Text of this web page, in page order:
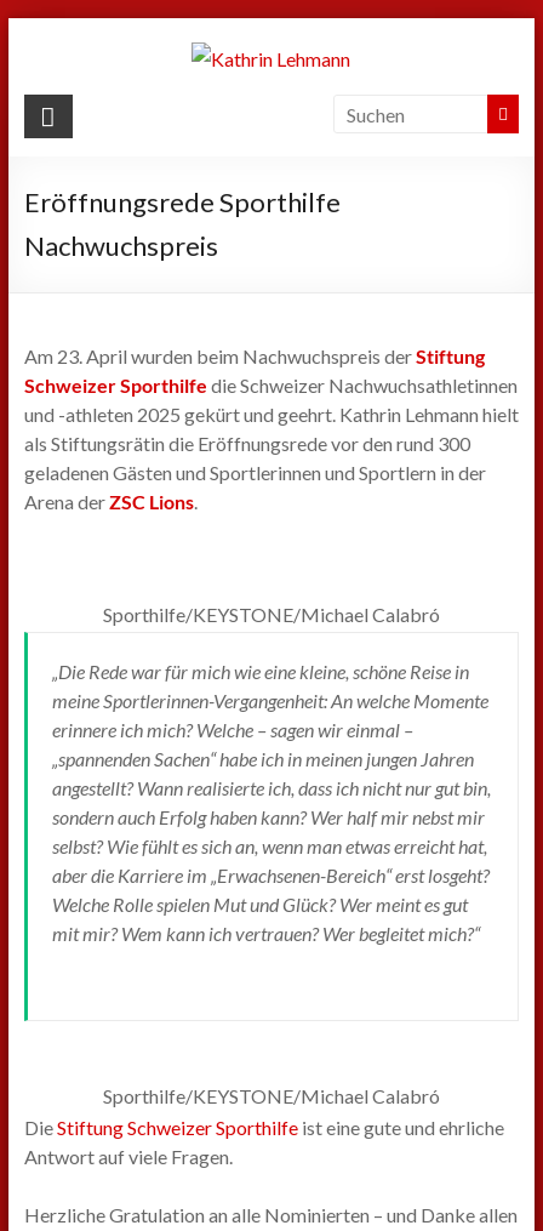
springen
Kathrin
Sport
Business
Eröffnungsrede Sporthilfe
Nachwuchspreis
Am 23. April wurden beim Nachwuchspreis derStiftung
Schweizer Sporthilfe die Schweizer Nachwuchsathletinnen
und -athleten 2025 gekürt und geehrt. Kathrin Lehmann hielt
als Stiftungsrätin die Eröffnungsrede vor den rund 300
geladenen Gästen und Sportlerinnen und Sportlern in der
Arena derZSC Lions.
Sporthilfe/KEYSTONE/Michael Calabró
„Die Rede war für mich wie eine kleine, schöne Reise in
meine Sportlerinnen-Vergangenheit: An welche Momente
erinnere ich mich? Welche – sagen wir einmal –
„spannenden Sachen“ habe ich in meinen jungen Jahren
angestellt? Wann realisierte ich, dass ich nicht nur gut bin,
sondern auch Erfolg haben kann? Wer half mir nebst mir
selbst? Wie fühlt es sich an, wenn man etwas erreicht hat,
aber die Karriere im „Erwachsenen-Bereich“ erst losgeht?
Welche Rolle spielen Mut und Glück? Wer meint es gut
mit mir? Wem kann ich vertrauen? Wer begleitet mich?“
Sporthilfe/KEYSTONE/Michael Calabró
DieStiftung Schweizer Sporthilfeist eine gute und ehrliche
Antwort auf viele Fragen.
Herzliche Gratulation an alle Nominierten – und Danke allen